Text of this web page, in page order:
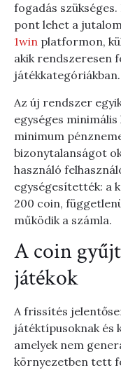
fogadás
pont lehet a
1win platformon,
akik rendszeresen
játékkategóriákban.
Az új rendszer
egységes
minimum
bizonytalanságot
használó
egységesítették: a
200 coin,
működik a számla.
A coin
játékok
A frissítés
játéktípusoknak és
amelyek nem
környezetben tett